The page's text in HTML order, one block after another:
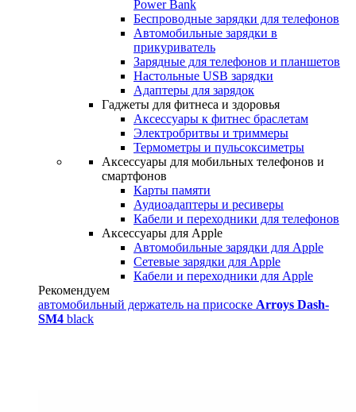
Power Bank
Беспроводные зарядки для телефонов
Автомобильные зарядки в
прикуриватель
Зарядные для телефонов и планшетов
Настольные USB зарядки
Адаптеры для зарядок
Гаджеты для фитнеса и здоровья
Аксессуары к фитнес браслетам
Электробритвы и триммеры
Термометры и пульсоксиметры
Аксессуары для мобильных телефонов и
смартфонов
Карты памяти
Аудиоадаптеры и ресиверы
Кабели и переходники для телефонов
Аксессуары для Apple
Автомобильные зарядки для Apple
Сетевые зарядки для Apple
Кабели и переходники для Apple
Рекомендуем
автомобильный держатель на присоске Arroys Dash-
SM4 black